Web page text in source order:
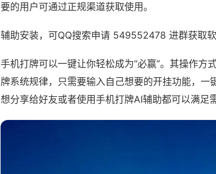
要的用户可通过正规渠道获取使用。
辅助安装，可QQ搜索申请 549552478 进群获取
手机打牌可以一键让你轻松成为“必赢”。其操作
牌系统规律，只需要输入自己想要的开挂功能，
想分享给好友或者使用手机打牌AI辅助都可以满足需